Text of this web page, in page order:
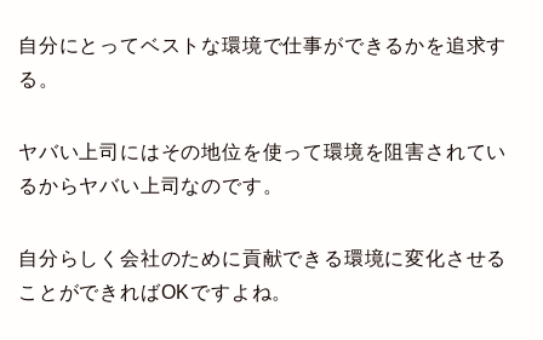
自分にとってベストな環境で仕事ができるかを追求す
る。
ヤバい上司にはその地位を使って環境を阻害されてい
るからヤバい上司なのです。
自分らしく会社のために貢献できる環境に変化させる
ことができればOKですよね。